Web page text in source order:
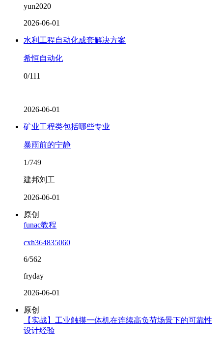
yun2020
2026-06-01
水利工程自动化成套解决方案
希恒自动化
0/111
2026-06-01
矿业工程类包括哪些专业
暴雨前的宁静
1/749
建邦刘工
2026-06-01
原创
funac教程
cxh364835060
6/562
fryday
2026-06-01
原创
【实战】工业触摸一体机在连续高负荷场景下的可靠性
设计经验